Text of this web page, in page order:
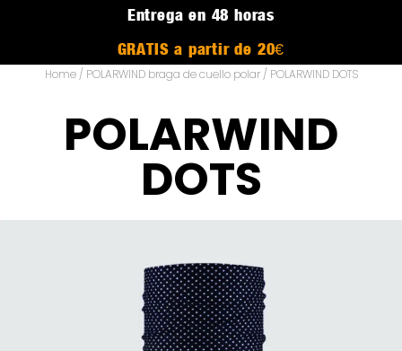
Entrega en 48 horas
GRATIS a partir de 20€
Home/ POLARWIND braga de cuello polar/ POLARWIND DOTS
POLARWIND
DOTS